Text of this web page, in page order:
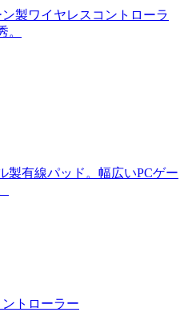
製ワイヤレスコントローラ
。
製有線パッド。幅広いPCゲー
ントローラー